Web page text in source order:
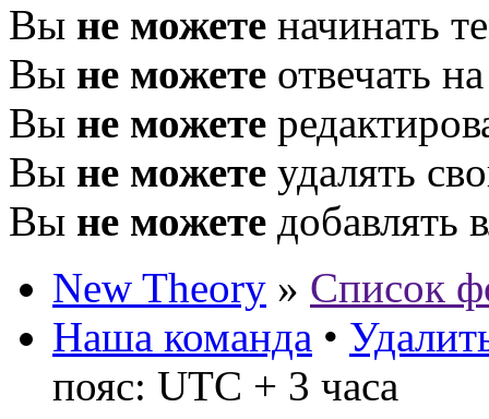
Вы не можете начинать
Вы не можете отвечать
Вы не можете
Вы не можете удалять
Вы не можете добавлять
New Theory » Список
Наша команда •
пояс: UTC + 3 часа